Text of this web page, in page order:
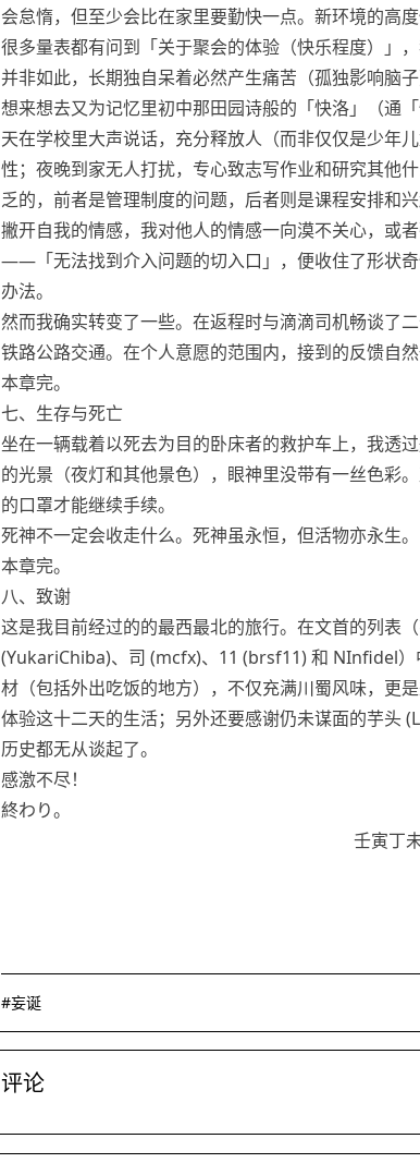
会怠惰，但至少会比在家里要勤快一点。新环境的高度
很多量表都有问到「关于聚会的体验（快乐程度）」
并非如此，长期独自呆着必然产生痛苦（孤独影响脑
想来想去又为记忆里初中那田园诗般的「快洛」（
天在学校里大声说话，充分释放人（而非仅仅是少年
性；夜晚到家无人打扰，专心致志写作业和研究其他
乏的，前者是管理制度的问题，后者则是课程安排和兴
撇开自我的情感，我对他人的情感一向漠不关心，或
——「无法找到介入问题的切入口」，便收住了形状
办法。
然而我确实转变了一些。在返程时与滴滴司机畅谈了
铁路公路交通。在个人意愿的范围内，接到的反馈自然
本章完。
七、生存与死亡
坐在一辆载着以死去为目的卧床者的救护车上，我透
的光景（夜灯和其他景色），眼神里没带有一丝色彩
的口罩才能继续手续。
死神不一定会收走什么。死神虽永恒，但活物亦永生。
本章完。
八、致谢
这是我目前经过的的最西最北的旅行。在文首的列表
(YukariChiba)、司 (mcfx)、11 (brsf11) 和 NInfidel）
材（包括外出吃饭的地方），不仅充满川蜀风味，更
体验这十二天的生活；另外还要感谢仍未谋面的芋头
历史都无从谈起了。
感激不尽！
終わり。
壬寅丁
#妄诞
评论